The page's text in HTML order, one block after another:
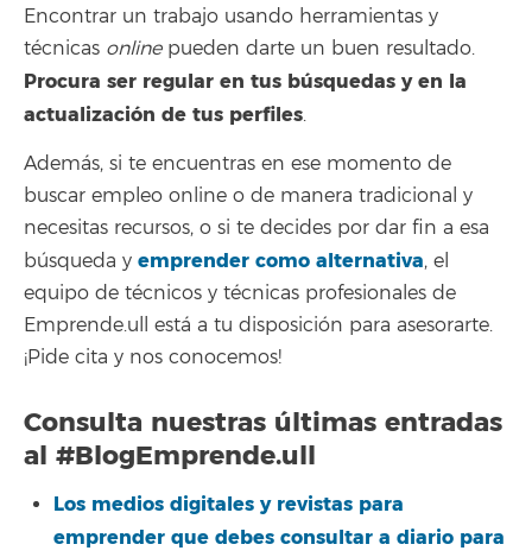
Encontrar un trabajo usando herramientas y
técnicas onlinepueden darte un buen resultado.
Procura ser regular en tus búsquedas y en la
actualización de tus perfiles.
Además, si te encuentras en ese momento de
buscar empleo online o de manera tradicional y
necesitas recursos, o si te decides por dar fin a esa
búsqueda y emprender como alternativa, el
equipo de técnicos y técnicas profesionales de
Emprende.ull está a tu disposición para asesorarte.
¡Pide cita y nos conocemos!
Consulta nuestras últimas entradas
al #BlogEmprende.ull
Los medios digitales y revistas para
emprender que debes consultar a diario para